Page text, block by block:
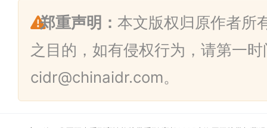
郑重声明： 本文版权归原作者所
之目的，如有侵权行为，请第一
cidr@chinaidr.com。